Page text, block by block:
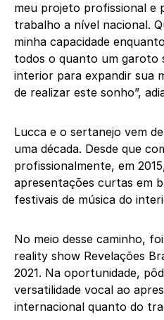
meu projeto profissional e
trabalho a nível nacional.
minha capacidade
todos o quanto um garoto
interior para expandir sua
de realizar este sonho”,
Lucca e o sertanejo vem
uma década. Desde que
profissionalmente, em
apresentações curtas em
festivais de música do
No meio desse caminho,
reality show Revelações
2021. Na oportunidade,
versatilidade vocal ao
internacional quanto do